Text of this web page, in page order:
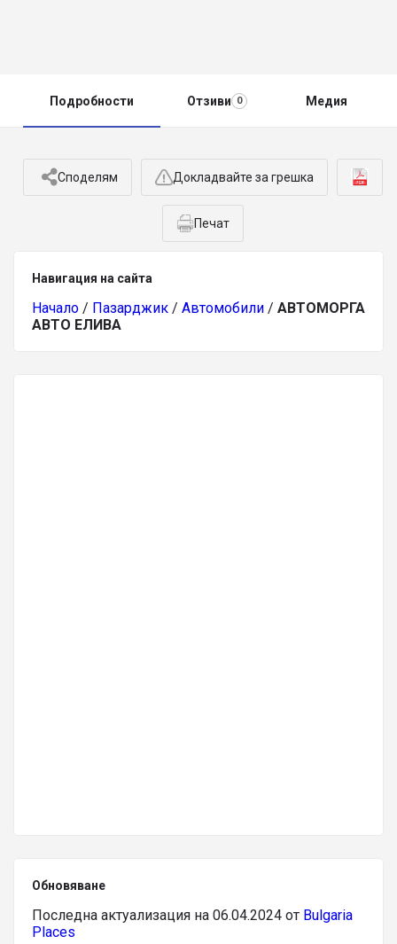
Подробности Отзиви 0 Медия
Споделям Докладвайте за грешка
Печат
Навигация на сайта
Начало / Пазарджик / Автомобили / АВТОМОРГА
АВТО ЕЛИВА
Обновяване
Последна актуализация на 06.04.2024 от Bulgaria
Places